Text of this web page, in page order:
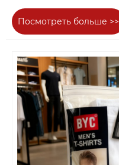
Посмотреть больше >>